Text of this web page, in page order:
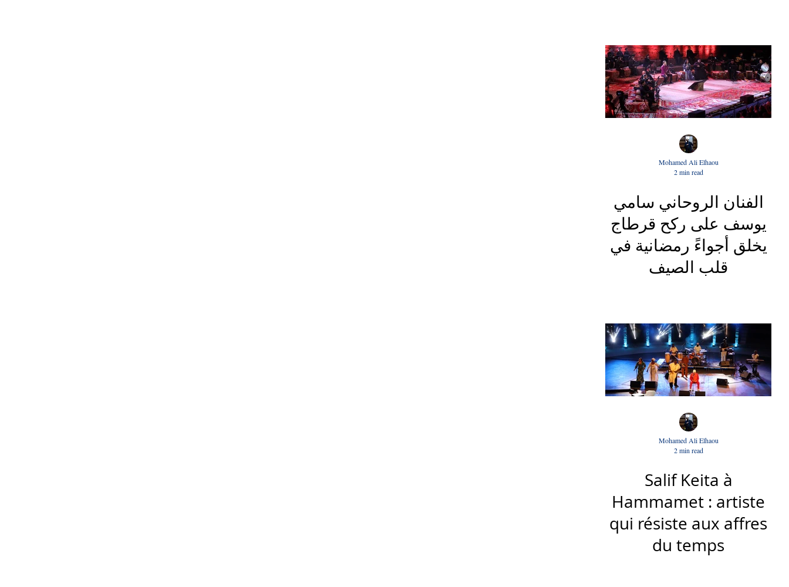
الفنان الروحاني سامي
يوسف على ركح قرطاج
يخلق أجواءً رمضانية في
قلب الصيف
Mohamed Ali Elhaou
2 min read
Salif Keita à
Hammamet : artiste
qui résiste aux affres
du temps
Mohamed Ali Elhaou
2 min read